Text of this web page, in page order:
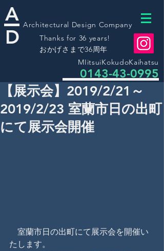
Architectural Design Company
D
A
Thanks for 36 years!
​おかげさまで36周年
MIitsuiKokudoKaihatsu
0143-43-0995
【展示会】2019/2/21～
2019/2/23 室蘭市日の出町
にて展示会開催
室蘭市日の出町にて展示会を開催い
たします。